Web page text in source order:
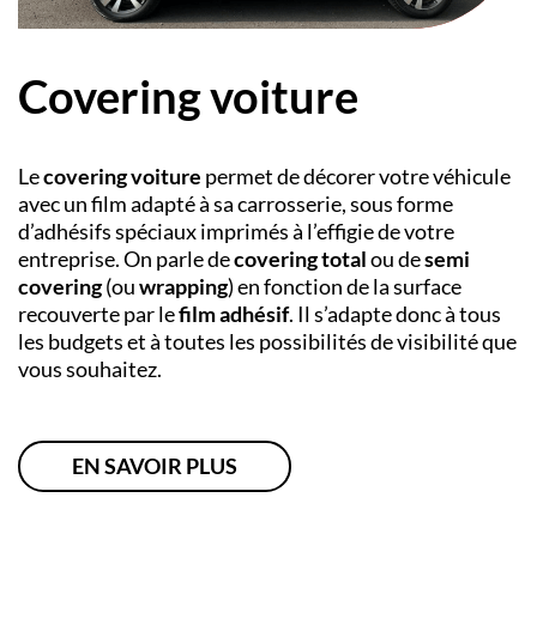
Covering voiture
Lecovering voiture permet de décorer votre véhicule
avec un film adapté à sa carrosserie, sous forme
d’adhésifs spéciaux imprimés à l’effigie de votre
entreprise. On parle decovering totalou desemi
covering(ouwrapping) en fonction de la surface
recouverte par lefilm adhésif. Il s’adapte donc à tous
les budgets et à toutes les possibilités de visibilité que
vous souhaitez.
EN SAVOIR PLUS